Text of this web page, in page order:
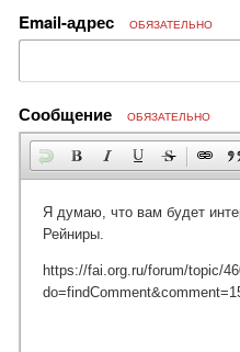
Email-адрес ОБЯЗАТЕЛЬНО
Сообщение ОБЯЗАТЕЛЬНО